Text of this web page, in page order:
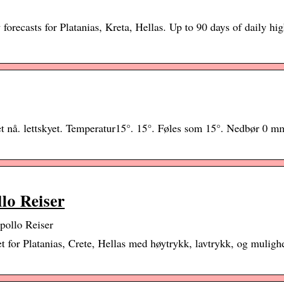
for Platanias, Kreta, Hellas. Up to 90 days of daily
lettskyet. Temperatur15°. 15°. Føles som 15°. Nedbør 0
Reiser
Reiser
for Platanias, Crete, Hellas med høytrykk, lavtrykk, og